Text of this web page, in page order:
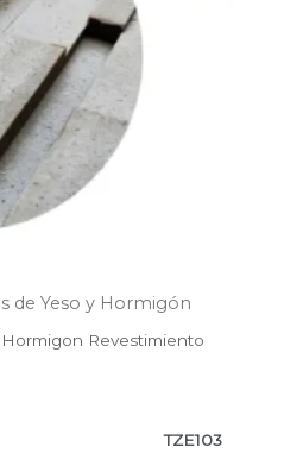
de Yeso y Hormigón
Revestimiento
TZE103